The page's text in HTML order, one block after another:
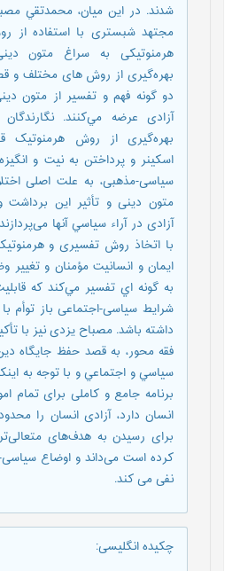
شدند. در این میان، محمدتقي
مجتهد شبستری با استفاده از
هرمنوتیکی به سراغ متون
بهره‌گیری از روش های مختلف و
دو گونه فهم و تفسیر از متون
آزادی عرضه مي‌كنند. نگارندگان
بهره‌گیری از روش هرمنوتیک
اسکینر و پرداختن به نیت و
سیاسی-مذهبی، به علت اصلی
متون دینی و تأثیر این برداشت
آزادی در آراء سياسي آنها
با اتخاذ روش تفسیری و
ایمان و انسانیت مؤمنان و تغيير
به گونه اي تفسیر مي‌كند كه
شرایط سیاسی-اجتماعی باز توأم
داشته باشد. مصباح یزدی نیز با
فقه محور، به قصد حفظ جايگاه
سياسي و اجتماعي و با توجه به
برنامه جامع و کاملی برای تمام
انسان دارد، آزادی انسان را
برای رسیدن به هدف‌های
کرده است می‌داند و اوضاع سیاسی-
نفی می کند.
چکیده انگلیسی: